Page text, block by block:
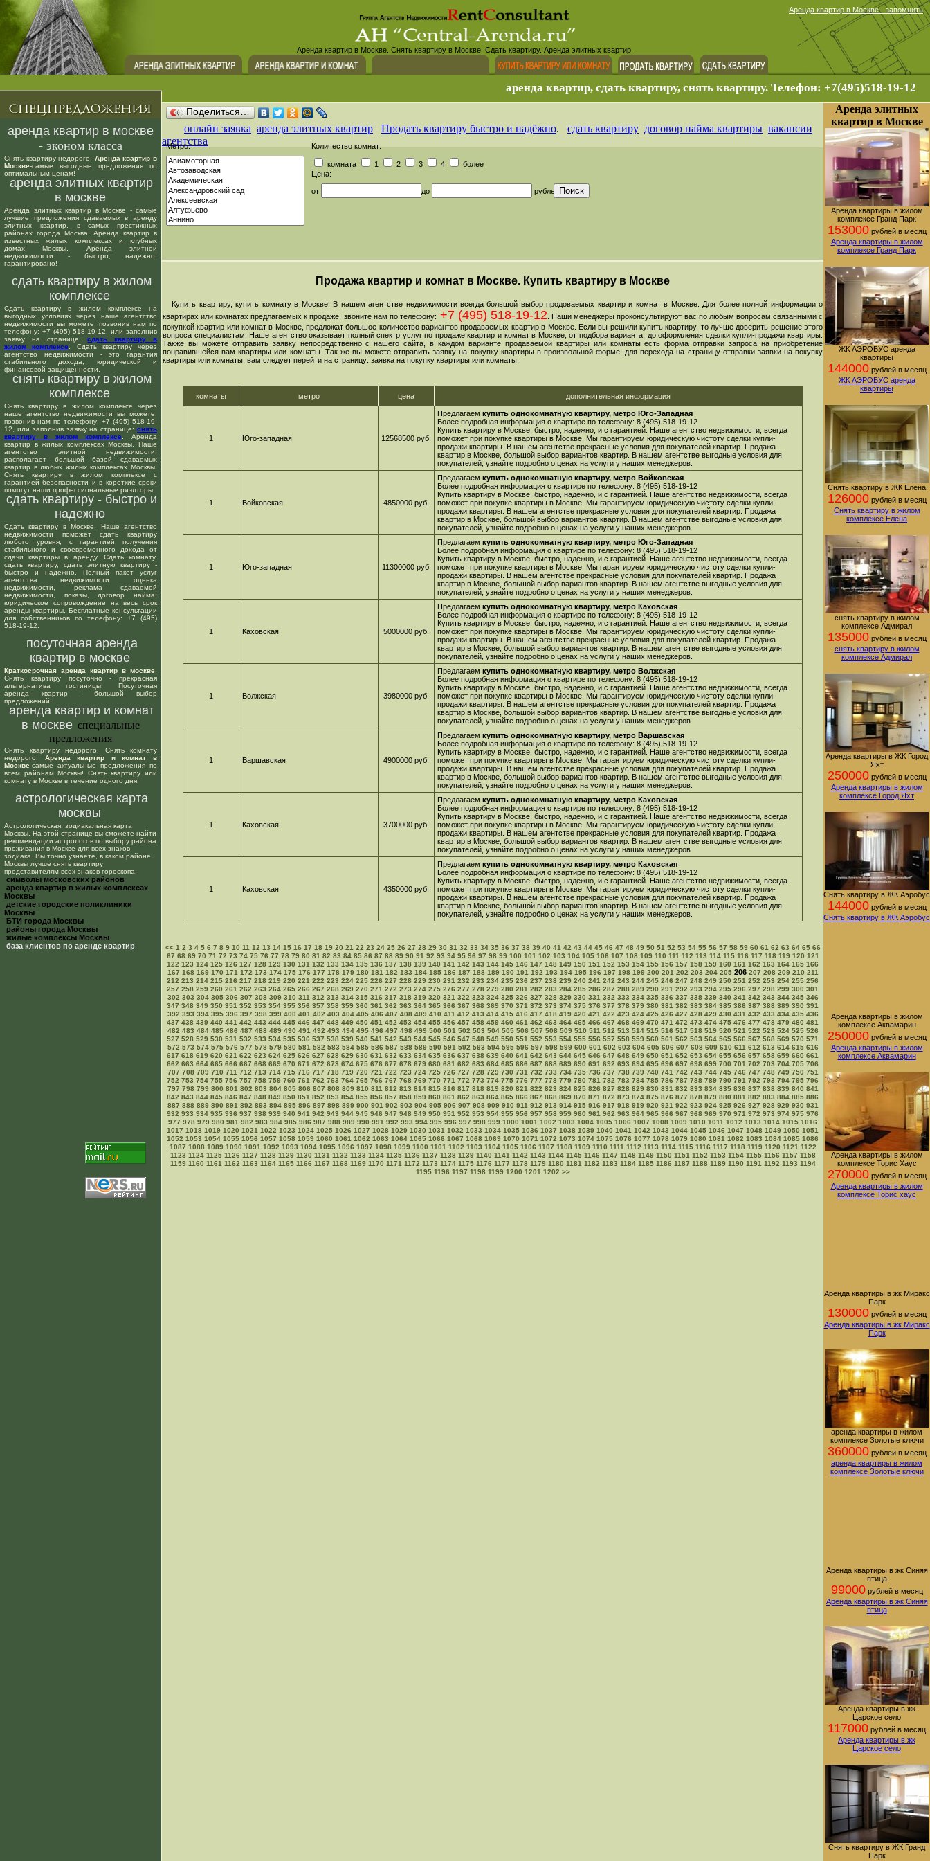
Аренда квартир в Москве - запомнить
Аренда квартир в Москве. Снять квартиру в Москве. Сдать квартиру. Аренда элитных квартир.
аренда квартир, сдать квартиру, снять квартиру. Телефон: +7(495)518-19-12
аренда квартир в москве
- эконом класса
Снять квартиру недорого. Аренда квартир в
Москве-самые выгодные предложения по
оптимальным ценам!
аренда элитных квартир
в москве
Аренда элитных квартир в Москве - самые
лучшие предложения сдаваемых в аренду
элитных квартир, в самых престижных
районах города Москва. Аренда квартир в
известных жилых комплексах и клубных
домах Москвы. Аренда элитной
недвижимости - быстро, надежно,
гарантировано!
сдать квартиру в жилом
комплексе
Сдать квартиру в жилом комплексе на
выгодных условиях через наше агентство
недвижимости вы можете, позвонив нам по
телефону: +7 (495) 518-19-12, или заполнив
заявку на странице:сдать квартиру в
жилом комплексе . Сдать квартиру через
агентство недвижимости - это гарантия
стабильного дохода, юридической и
финансовой защищенности.
снять квартиру в жилом
комплексе
Снять квартиру в жилом комплексе через
наше агентство недвижимости вы можете,
позвонив нам по телефону: +7 (495) 518-19-
12, или заполнив заявку на странице: снять
квартиру в жилом комплексе . Аренда
квартир в жилых комплексах Москвы. Наше
агентство элитной недвижимости,
располагает большой базой сдаваемых
квартир в любых жилых комплексах Москвы.
Снять квартиру в жилом комплексе с
гарантией безопасности и в короткие сроки
помогут наши профессиональные риэлторы.
сдать квартиру - быстро и
надежно
Сдать квартиру в Москве. Наше агентство
недвижимости поможет сдать квартиру
любого уровня, с гарантией получения
стабильного и своевременного дохода от
сдачи квартиры в аренду. Сдать комнату,
сдать квартиру, сдать элитную квартиру -
быстро и надежно. Полный пакет услуг
агентства недвижимости: оценка
недвижимости, реклама сдаваемой
недвижимости, показы, договор найма,
юридическое сопровождение на весь срок
аренды квартиры. Бесплатные консультации
для собственников по телефону: +7 (495)
518-19-12.
посуточная аренда
квартир в москве
Краткосрочная аренда квартир в москве
Снять квартиру посуточно - прекрасная
альтернатива гостиницы! Посуточная
аренда квартир - большой выбор
предложений.
аренда квартир и комнат
в москве специальные
предложения
Снять квартиру недорого. Снять комнату
недорого. Аренда квартир и комнат в
Москве-самые актуальные предложения по
всем районам Москвы! Снять квартиру или
комнату в Москве в течение одного дня!
астрологическая карта
москвы
Астрологическая, зодиакальная карта
Москвы. На этой странице вы сможете найти
рекомендации астрологов по выбору района
проживания в Москве для всех знаков
зодиака. Вы точно узнаете, в каком районе
Москвы лучше снять квартиру
представителям всех знаков гороскопа.
cимволы московских районов
аренда квартир в жилых комплексах
Москвы
детские городские поликлиники
Москвы
БТИ города Москвы
районы города Москвы
жилые комплексы Москвы
база клиентов по аренде квартир
Поделиться…
онлайн заявка аренда элитных квартир Продать квартиру быстро и надёжно. сдать квартиру договор найма квартиры вакансии
агентства
Метро: Количество комнат:
комната 1 2 3 4
более
Цена:
от до рублей
Продажа квартир и комнат в Москве. Купить квартиру в Москве
Купить квартиру, купить комнату в Москве. В нашем агентстве недвижимости всегда большой выбор продоваемых квартир и комнат в Москве. Для более полной информации о
квартирах или комнатах предлагаемых к продаже, звоните нам по телефону: +7 (495) 518-19-12 . Наши менеджеры проконсультируют вас по любым вопросам связанными с
покупкой квартир или комнат в Москве, предложат большое количество вариантов продаваемых квартир в Москве. Если вы решили купить квартиру, то лучше доверить решение этого
вопроса специалистам. Наше агентство оказывает полный спектр услуг по продаже квартир и комнат в Москве, от подбора варианта, до оформления сделки купли-продажи квартиры.
Также вы можете отправить заявку непосредственно с нашего сайта, в каждом варианте продаваемой квартиры или комнаты есть форма отправки запроса на приобретение
понравившейся вам квартиры или комнаты. Так же вы можете отправить заявку на покупку квартиры в произвольной форме, для перехода на страницу отправки заявки на покупку
квартиры или комнаты, вам следует перейти на страницу: заявка на покупку квартиры или комнаты.
комнаты метро цена дополнительная информация
1 Юго-западная 12568500 руб.
Предлагаем купить однокомнатную квартиру, метро Юго-Западная
Более подробная информация о квартире по телефону: 8 (495) 518-19-12
Купить квартиру в Москве, быстро, надежно, и с гарантией. Наше агентство недвижимости, всегда
поможет при покупке квартиры в Москве. Мы гарантируем юридическую чистоту сделки купли-
продажи квартиры. В нашем агентстве прекрасные условия для покупателей квартир. Продажа
квартир в Москве, большой выбор вариантов квартир. В нашем агентстве выгодные условия для
покупателей, узнайте подробно о ценах на услуги у наших менеджеров.
1 Войковская 4850000 руб.
Предлагаем купить однокомнатную квартиру, метро Войковская
Более подробная информация о квартире по телефону: 8 (495) 518-19-12
Купить квартиру в Москве, быстро, надежно, и с гарантией. Наше агентство недвижимости, всегда
поможет при покупке квартиры в Москве. Мы гарантируем юридическую чистоту сделки купли-
продажи квартиры. В нашем агентстве прекрасные условия для покупателей квартир. Продажа
квартир в Москве, большой выбор вариантов квартир. В нашем агентстве выгодные условия для
покупателей, узнайте подробно о ценах на услуги у наших менеджеров.
1 Юго-западная 11300000 руб.
Предлагаем купить однокомнатную квартиру, метро Юго-Западная
Более подробная информация о квартире по телефону: 8 (495) 518-19-12
Купить квартиру в Москве, быстро, надежно, и с гарантией. Наше агентство недвижимости, всегда
поможет при покупке квартиры в Москве. Мы гарантируем юридическую чистоту сделки купли-
продажи квартиры. В нашем агентстве прекрасные условия для покупателей квартир. Продажа
квартир в Москве, большой выбор вариантов квартир. В нашем агентстве выгодные условия для
покупателей, узнайте подробно о ценах на услуги у наших менеджеров.
1 Каховская 5000000 руб.
Предлагаем купить однокомнатную квартиру, метро Каховская
Более подробная информация о квартире по телефону: 8 (495) 518-19-12
Купить квартиру в Москве, быстро, надежно, и с гарантией. Наше агентство недвижимости, всегда
поможет при покупке квартиры в Москве. Мы гарантируем юридическую чистоту сделки купли-
продажи квартиры. В нашем агентстве прекрасные условия для покупателей квартир. Продажа
квартир в Москве, большой выбор вариантов квартир. В нашем агентстве выгодные условия для
покупателей, узнайте подробно о ценах на услуги у наших менеджеров.
1 Волжская 3980000 руб.
Предлагаем купить однокомнатную квартиру, метро Волжская
Более подробная информация о квартире по телефону: 8 (495) 518-19-12
Купить квартиру в Москве, быстро, надежно, и с гарантией. Наше агентство недвижимости, всегда
поможет при покупке квартиры в Москве. Мы гарантируем юридическую чистоту сделки купли-
продажи квартиры. В нашем агентстве прекрасные условия для покупателей квартир. Продажа
квартир в Москве, большой выбор вариантов квартир. В нашем агентстве выгодные условия для
покупателей, узнайте подробно о ценах на услуги у наших менеджеров.
1 Варшавская 4900000 руб.
Предлагаем купить однокомнатную квартиру, метро Варшавская
Более подробная информация о квартире по телефону: 8 (495) 518-19-12
Купить квартиру в Москве, быстро, надежно, и с гарантией. Наше агентство недвижимости, всегда
поможет при покупке квартиры в Москве. Мы гарантируем юридическую чистоту сделки купли-
продажи квартиры. В нашем агентстве прекрасные условия для покупателей квартир. Продажа
квартир в Москве, большой выбор вариантов квартир. В нашем агентстве выгодные условия для
покупателей, узнайте подробно о ценах на услуги у наших менеджеров.
1 Каховская 3700000 руб.
Предлагаем купить однокомнатную квартиру, метро Каховская
Более подробная информация о квартире по телефону: 8 (495) 518-19-12
Купить квартиру в Москве, быстро, надежно, и с гарантией. Наше агентство недвижимости, всегда
поможет при покупке квартиры в Москве. Мы гарантируем юридическую чистоту сделки купли-
продажи квартиры. В нашем агентстве прекрасные условия для покупателей квартир. Продажа
квартир в Москве, большой выбор вариантов квартир. В нашем агентстве выгодные условия для
покупателей, узнайте подробно о ценах на услуги у наших менеджеров.
1 Каховская 4350000 руб.
Предлагаем купить однокомнатную квартиру, метро Каховская
Более подробная информация о квартире по телефону: 8 (495) 518-19-12
Купить квартиру в Москве, быстро, надежно, и с гарантией. Наше агентство недвижимости, всегда
поможет при покупке квартиры в Москве. Мы гарантируем юридическую чистоту сделки купли-
продажи квартиры. В нашем агентстве прекрасные условия для покупателей квартир. Продажа
квартир в Москве, большой выбор вариантов квартир. В нашем агентстве выгодные условия для
покупателей, узнайте подробно о ценах на услуги у наших менеджеров.
<< 1 2 3 4 5 6 7 8 9 10 11 12 13 14 15 16 17 18 19 20 21 22 23 24 25 26 27 28 29 30 31 32 33 34 35 36 37 38 39 40 41 42 43 44 45 46 47 48 49 50 51 52 53 54 55 56 57 58 59 60 61 62 63 64 65 66
67 68 69 70 71 72 73 74 75 76 77 78 79 80 81 82 83 84 85 86 87 88 89 90 91 92 93 94 95 96 97 98 99 100 101 102 103 104 105 106 107 108 109 110 111 112 113 114 115 116 117 118 119 120 121
122 123 124 125 126 127 128 129 130 131 132 133 134 135 136 137 138 139 140 141 142 143 144 145 146 147 148 149 150 151 152 153 154 155 156 157 158 159 160 161 162 163 164 165 166
167 168 169 170 171 172 173 174 175 176 177 178 179 180 181 182 183 184 185 186 187 188 189 190 191 192 193 194 195 196 197 198 199 200 201 202 203 204 205206 207 208 209 210 211
212 213 214 215 216 217 218 219 220 221 222 223 224 225 226 227 228 229 230 231 232 233 234 235 236 237 238 239 240 241 242 243 244 245 246 247 248 249 250 251 252 253 254 255 256
257 258 259 260 261 262 263 264 265 266 267 268 269 270 271 272 273 274 275 276 277 278 279 280 281 282 283 284 285 286 287 288 289 290 291 292 293 294 295 296 297 298 299 300 301
302 303 304 305 306 307 308 309 310 311 312 313 314 315 316 317 318 319 320 321 322 323 324 325 326 327 328 329 330 331 332 333 334 335 336 337 338 339 340 341 342 343 344 345 346
347 348 349 350 351 352 353 354 355 356 357 358 359 360 361 362 363 364 365 366 367 368 369 370 371 372 373 374 375 376 377 378 379 380 381 382 383 384 385 386 387 388 389 390 391
392 393 394 395 396 397 398 399 400 401 402 403 404 405 406 407 408 409 410 411 412 413 414 415 416 417 418 419 420 421 422 423 424 425 426 427 428 429 430 431 432 433 434 435 436
437 438 439 440 441 442 443 444 445 446 447 448 449 450 451 452 453 454 455 456 457 458 459 460 461 462 463 464 465 466 467 468 469 470 471 472 473 474 475 476 477 478 479 480 481
482 483 484 485 486 487 488 489 490 491 492 493 494 495 496 497 498 499 500 501 502 503 504 505 506 507 508 509 510 511 512 513 514 515 516 517 518 519 520 521 522 523 524 525 526
527 528 529 530 531 532 533 534 535 536 537 538 539 540 541 542 543 544 545 546 547 548 549 550 551 552 553 554 555 556 557 558 559 560 561 562 563 564 565 566 567 568 569 570 571
572 573 574 575 576 577 578 579 580 581 582 583 584 585 586 587 588 589 590 591 592 593 594 595 596 597 598 599 600 601 602 603 604 605 606 607 608 609 610 611 612 613 614 615 616
617 618 619 620 621 622 623 624 625 626 627 628 629 630 631 632 633 634 635 636 637 638 639 640 641 642 643 644 645 646 647 648 649 650 651 652 653 654 655 656 657 658 659 660 661
662 663 664 665 666 667 668 669 670 671 672 673 674 675 676 677 678 679 680 681 682 683 684 685 686 687 688 689 690 691 692 693 694 695 696 697 698 699 700 701 702 703 704 705 706
707 708 709 710 711 712 713 714 715 716 717 718 719 720 721 722 723 724 725 726 727 728 729 730 731 732 733 734 735 736 737 738 739 740 741 742 743 744 745 746 747 748 749 750 751
752 753 754 755 756 757 758 759 760 761 762 763 764 765 766 767 768 769 770 771 772 773 774 775 776 777 778 779 780 781 782 783 784 785 786 787 788 789 790 791 792 793 794 795 796
797 798 799 800 801 802 803 804 805 806 807 808 809 810 811 812 813 814 815 816 817 818 819 820 821 822 823 824 825 826 827 828 829 830 831 832 833 834 835 836 837 838 839 840 841
842 843 844 845 846 847 848 849 850 851 852 853 854 855 856 857 858 859 860 861 862 863 864 865 866 867 868 869 870 871 872 873 874 875 876 877 878 879 880 881 882 883 884 885 886
887 888 889 890 891 892 893 894 895 896 897 898 899 900 901 902 903 904 905 906 907 908 909 910 911 912 913 914 915 916 917 918 919 920 921 922 923 924 925 926 927 928 929 930 931
932 933 934 935 936 937 938 939 940 941 942 943 944 945 946 947 948 949 950 951 952 953 954 955 956 957 958 959 960 961 962 963 964 965 966 967 968 969 970 971 972 973 974 975 976
977 978 979 980 981 982 983 984 985 986 987 988 989 990 991 992 993 994 995 996 997 998 999 1000 1001 1002 1003 1004 1005 1006 1007 1008 1009 1010 1011 1012 1013 1014 1015 1016
1017 1018 1019 1020 1021 1022 1023 1024 1025 1026 1027 1028 1029 1030 1031 1032 1033 1034 1035 1036 1037 1038 1039 1040 1041 1042 1043 1044 1045 1046 1047 1048 1049 1050 1051
1052 1053 1054 1055 1056 1057 1058 1059 1060 1061 1062 1063 1064 1065 1066 1067 1068 1069 1070 1071 1072 1073 1074 1075 1076 1077 1078 1079 1080 1081 1082 1083 1084 1085 1086
1087 1088 1089 1090 1091 1092 1093 1094 1095 1096 1097 1098 1099 1100 1101 1102 1103 1104 1105 1106 1107 1108 1109 1110 1111 1112 1113 1114 1115 1116 1117 1118 1119 1120 1121 1122
1123 1124 1125 1126 1127 1128 1129 1130 1131 1132 1133 1134 1135 1136 1137 1138 1139 1140 1141 1142 1143 1144 1145 1146 1147 1148 1149 1150 1151 1152 1153 1154 1155 1156 1157 1158
1159 1160 1161 1162 1163 1164 1165 1166 1167 1168 1169 1170 1171 1172 1173 1174 1175 1176 1177 1178 1179 1180 1181 1182 1183 1184 1185 1186 1187 1188 1189 1190 1191 1192 1193 1194
1195 1196 1197 1198 1199 1200 1201 1202 >>
Аренда элитных
квартир в Москве
Аренда квартиры в жилом
комплексе Гранд Парк
153000рублей в месяц
Аренда квартиры в жилом
комплексе Гранд Парк
ЖК АЭРОБУС аренда
квартиры
144000рублей в месяц
ЖК АЭРОБУС аренда
квартиры
Снять квартиру в ЖК Елена
126000рублей в месяц
Снять квартиру в жилом
комплексе Елена
снять квартиру в жилом
комплексе Адмирал
135000рублей в месяц
снять квартиру в жилом
комплексе Адмирал
Аренда квартиры в ЖК Город
Яхт
250000рублей в месяц
Аренда квартиры в жилом
комплексе Город Яхт
Снять квартиру в ЖК Аэробус
144000рублей в месяц
Снять квартиру в ЖК Аэробус
Аренда квартиры в жилом
комплексе Аквамарин
250000рублей в месяц
Аренда квартиры в жилом
комплексе Аквамарин
Аренда квартиры в жилом
комплексе Торис Хаус
270000рублей в месяц
Аренда квартиры в жилом
комплексе Торис хаус
Аренда квартиры в жк Миракс
Парк
130000рублей в месяц
Аренда квартиры в жк Миракс
Парк
аренда квартиры в жилом
комплексе Золотые ключи
360000рублей в месяц
аренда квартиры в жилом
комплексе Золотые ключи
Аренда квартиры в жк Синяя
птица
99000рублей в месяц
Аренда квартиры в жк Синяя
птица
Аренда квартиры в жк
Царское село
117000 рублей в месяц
Аренда квартиры в жк
Царское село
Снять квартиру в ЖК Гранд
Парк